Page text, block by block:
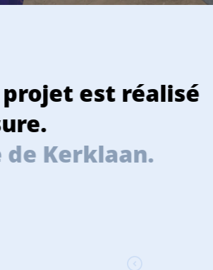
projet est réalisé
de Kerklaan.